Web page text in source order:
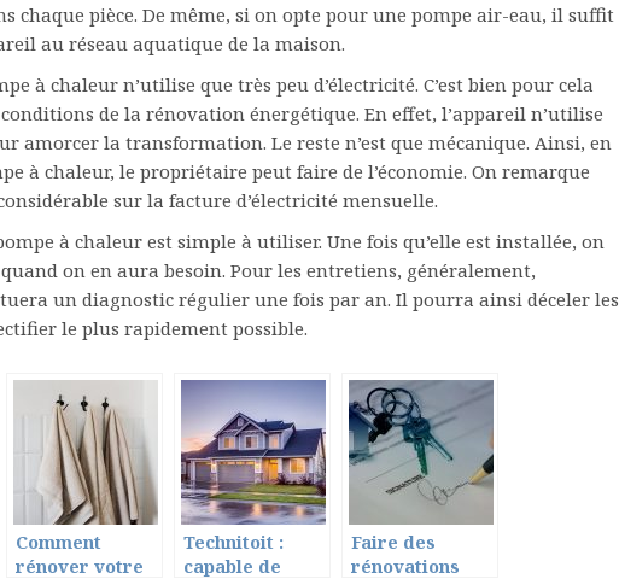
chaque pièce. De même, si on opte pour une pompe air-eau, il suffit
au réseau aquatique de la maison.
à chaleur n’utilise que très peu d’électricité. C’est bien pour cela
de la rénovation énergétique. En effet, l’appareil n’utilise
amorcer la transformation. Le reste n’est que mécanique. Ainsi, en
à chaleur, le propriétaire peut faire de l’économie. On remarque
sur la facture d’électricité mensuelle.
à chaleur est simple à utiliser. Une fois qu’elle est installée, on
quand on en aura besoin. Pour les entretiens, généralement,
un diagnostic régulier une fois par an. Il pourra ainsi déceler les
le plus rapidement possible.
Comment
rénover votre
Technitoit :
capable de
Faire des
rénovations